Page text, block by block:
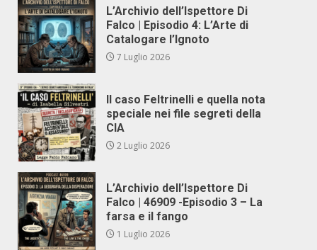
L’Archivio dell’Ispettore Di
Falco | Episodio 4: L’Arte di
Catalogare l’Ignoto
7 Luglio 2026
Il caso Feltrinelli e quella nota
speciale nei file segreti della
CIA
2 Luglio 2026
L’Archivio dell’Ispettore Di
Falco | 46909 -Episodio 3 – La
farsa e il fango
1 Luglio 2026